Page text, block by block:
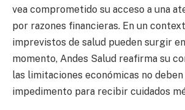
vea comprometido su acceso a una
por razones financieras. En un
imprevistos de salud pueden surgir
momento, Andes Salud reafirma su
las limitaciones económicas no
impedimento para recibir cuidados